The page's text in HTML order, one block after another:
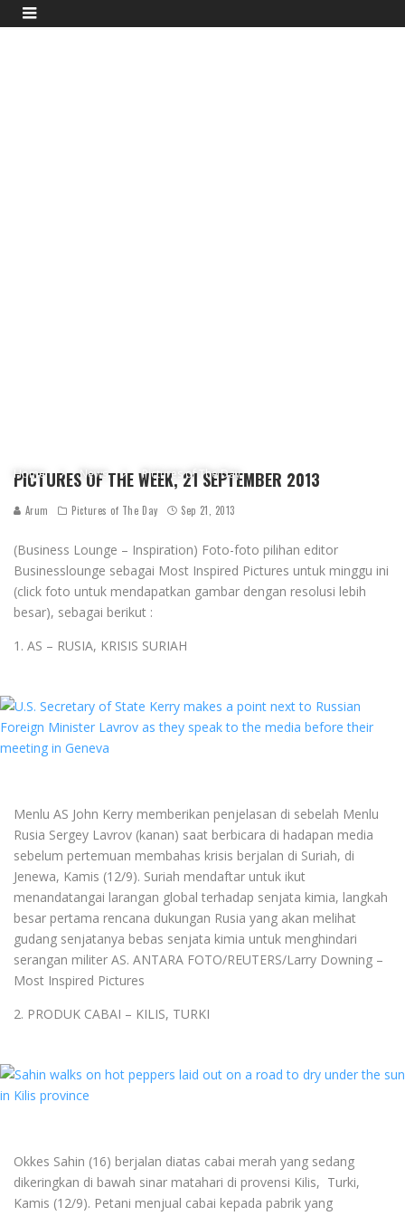
Home News Pictures of The Day
PICTURES OF THE WEEK, 21 SEPTEMBER 2013
Arum Pictures of The Day Sep 21, 2013
(Business Lounge – Inspiration) Foto-foto pilihan editor
Businesslounge sebagai Most Inspired Pictures untuk minggu ini
(click foto untuk mendapatkan gambar dengan resolusi lebih
besar), sebagai berikut :
1. AS – RUSIA, KRISIS SURIAH
Menlu AS John Kerry memberikan penjelasan di sebelah Menlu
Rusia Sergey Lavrov (kanan) saat berbicara di hadapan media
sebelum pertemuan membahas krisis berjalan di Suriah, di
Jenewa, Kamis (12/9). Suriah mendaftar untuk ikut
menandatangai larangan global terhadap senjata kimia, langkah
besar pertama rencana dukungan Rusia yang akan melihat
gudang senjatanya bebas senjata kimia untuk menghindari
serangan militer AS. ANTARA FOTO/REUTERS/Larry Downing –
Most Inspired Pictures
2. PRODUK CABAI – KILIS, TURKI
Okkes Sahin (16) berjalan diatas cabai merah yang sedang
dikeringkan di bawah sinar matahari di provensi Kilis, Turki,
Kamis (12/9). Petani menjual cabai kepada pabrik yang